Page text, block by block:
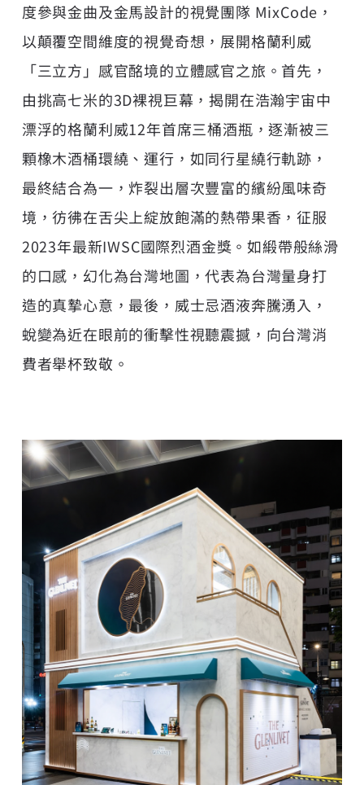
度參與金曲及金馬設計的視覺團隊 MixCode，
以顛覆空間維度的視覺奇想，展開格蘭利威
「三立方」感官酩境的立體感官之旅。首先，
由挑高七米的3D裸視巨幕，揭開在浩瀚宇宙中
漂浮的格蘭利威12年首席三桶酒瓶，逐漸被三
顆橡木酒桶環繞、運行，如同行星繞行軌跡，
最終結合為一，炸裂出層次豐富的繽紛風味奇
境，彷彿在舌尖上綻放飽滿的熱帶果香，征服
2023年最新IWSC國際烈酒金獎。如緞帶般絲滑
的口感，幻化為台灣地圖，代表為台灣量身打
造的真摯心意，最後，威士忌酒液奔騰湧入，
蛻變為近在眼前的衝擊性視聽震撼，向台灣消
費者舉杯致敬。